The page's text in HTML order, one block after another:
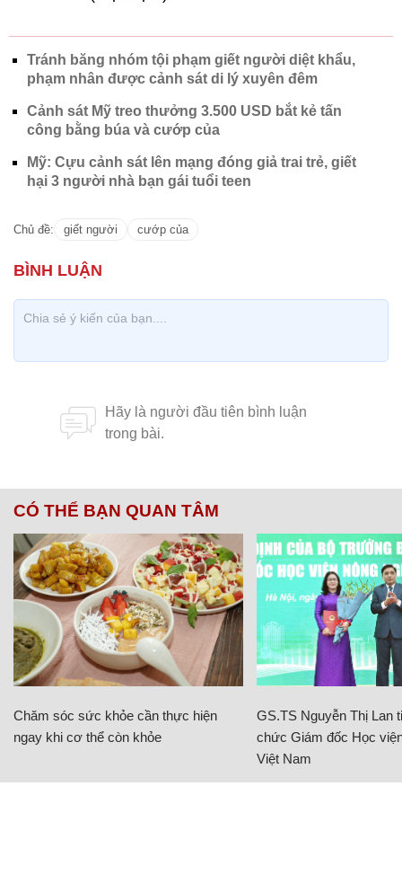
Tránh băng nhóm tội phạm giết người diệt khẩu,
phạm nhân được cảnh sát di lý xuyên đêm
Cảnh sát Mỹ treo thưởng 3.500 USD bắt kẻ tấn
công bằng búa và cướp của
Mỹ: Cựu cảnh sát lên mạng đóng giả trai trẻ, giết
hại 3 người nhà bạn gái tuổi teen
Chủ đề: giết người cướp của
CÓ THỂ BẠN QUAN TÂM
Chăm sóc sức khỏe cần thực hiện
ngay khi cơ thể còn khỏe
GS.TS Nguyễn Thị Lan
chức Giám đốc Học
Việt Nam